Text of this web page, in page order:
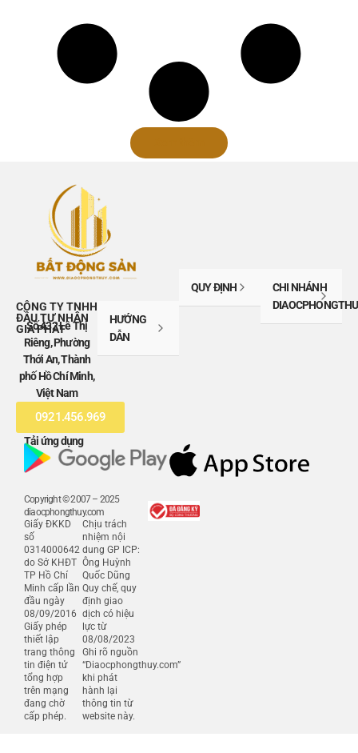
CÔNG TY TNHH
ĐẦU TƯ NHÂN
GIA PHÁT
Số 432 Lê Thị
Riêng, Phường
Thới An, Thành
phố Hồ Chí Minh,
Việt Nam
0921.456.969
HƯỚNG
DẪN
QUY ĐỊNH
CHI NHÁNH
Tải ứng dụng
Copyright © 2007 – 2025
diaocphongthuy.com
Giấy ĐKKD
số
0314000642
do Sở KHĐT
TP Hồ Chí
Minh cấp lần
đầu ngày
08/09/2016
Giấy phép
thiết lập
trang thông
tin điện tử
tổng hợp
trên mạng
đang chờ
cấp phép.
Chịu trách
nhiệm nội
dung GP ICP:
Ông Huỳnh
Quốc Dũng
Quy chế, quy
định giao
dịch có hiệu
lực từ
08/08/2023
Ghi rõ nguồn
“Diaocphongthuy.com”
khi phát
hành lại
thông tin từ
website này.